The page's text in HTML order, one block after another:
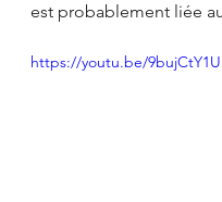
est probablement liée
https://youtu.be/